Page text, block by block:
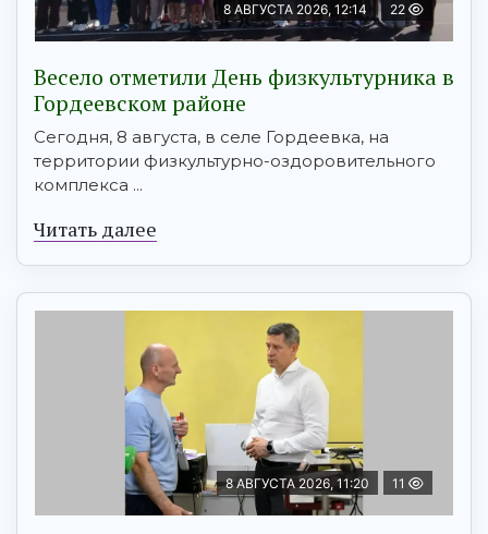
8 АВГУСТА 2026, 12:14 22
Весело отметили День физкультурника в
Гордеевском районе
Сегодня, 8 августа, в селе Гордеевка, на
территории физкультурно-оздоровительного
комплекса ...
Читать далее
8 АВГУСТА 2026, 11:20 11